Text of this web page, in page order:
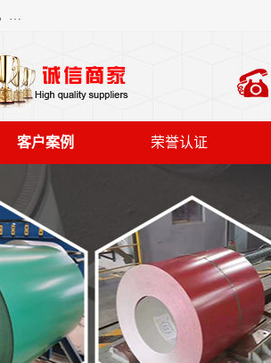
上海轩本实业有限公司主营产品：宝钢彩钢板、宝钢彩钢卷、宝钢彩涂板、宝钢彩涂卷、宝钢高耐候彩钢板，宝钢氟碳彩钢板。是一家集钢铁贸易，物流、加工为一体的产业全配套公司。
客户案例 荣誉认证